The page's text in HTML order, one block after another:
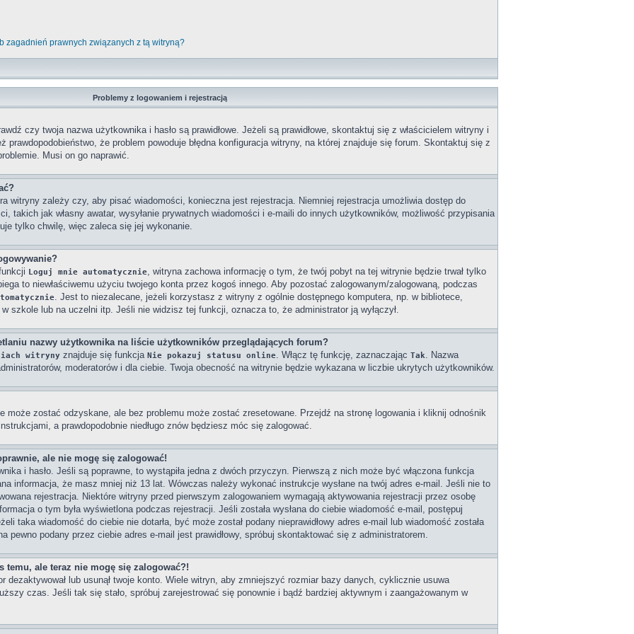
zagadnień prawnych związanych z tą witryną?
Problemy z logowaniem i rejestracją
czy twoja nazwa użytkownika i hasło są prawidłowe. Jeżeli są prawidłowe, skontaktuj się z właścicielem witryny i
że problem powoduje błędna konfiguracja witryny, na której znajduje się forum. Skontaktuj się z
Musi on go naprawić.
witryny zależy czy, aby pisać wiadomości, konieczna jest rejestracja. Niemniej rejestracja umożliwia dostęp do
takich jak własny awatar, wysyłanie prywatnych wiadomości i e-maili do innych użytkowników, możliwość przypisania
tylko chwilę, więc zaleca się jej wykonanie.
Loguj mnie automatycznie, witryna zachowa informację o tym, że twój pobyt na tej witrynie będzie trwał tylko
to niewłaściwemu użyciu twojego konta przez kogoś innego. Aby pozostać zalogowanym/zalogowaną, podczas
. Jest to niezalecane, jeżeli korzystasz z witryny z ogólnie dostępnego komputera, np. w bibliotece,
szkole lub na uczelni itp. Jeśli nie widzisz tej funkcji, oznacza to, że administrator ją wyłączył.
nazwy użytkownika na liście użytkowników przeglądających forum?
witryny znajduje się funkcja Nie pokazuj statusu online. Włącz tę funkcję, zaznaczając Tak. Nazwa
moderatorów i dla ciebie. Twoja obecność na witrynie będzie wykazana w liczbie ukrytych użytkowników.
może zostać odzyskane, ale bez problemu może zostać zresetowane. Przejdź na stronę logowania i kliknij odnośnik
a prawdopodobnie niedługo znów będziesz móc się zalogować.
ale nie mogę się zalogować!
i hasło. Jeśli są poprawne, to wystąpiła jedna z dwóch przyczyn. Pierwszą z nich może być włączona funkcja
informacja, że masz mniej niż 13 lat. Wówczas należy wykonać instrukcje wysłane na twój adres e-mail. Jeśli nie to
rejestracja. Niektóre witryny przed pierwszym zalogowaniem wymagają aktywowania rejestracji przez osobę
o tym była wyświetlona podczas rejestracji. Jeśli została wysłana do ciebie wiadomość e-mail, postępuj
taka wiadomość do ciebie nie dotarła, być może został podany nieprawidłowy adres e-mail lub wiadomość została
pewno podany przez ciebie adres e-mail jest prawidłowy, spróbuj skontaktować się z administratorem.
temu, ale teraz nie mogę się zalogować?!
dezaktywował lub usunął twoje konto. Wiele witryn, aby zmniejszyć rozmiar bazy danych, cyklicznie usuwa
czas. Jeśli tak się stało, spróbuj zarejestrować się ponownie i bądź bardziej aktywnym i zaangażowanym w